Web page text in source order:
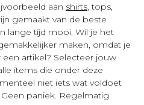
aan shirts , tops,
gemaakt van de beste
lange tijd mooi. Wil je het
maken, omdat je
artikel? Selecteer jouw
items die onder deze
niet iets wat voldoet
paniek. Regelmatig